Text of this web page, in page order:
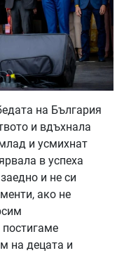
на България
и вдъхнала
и усмихнат
в успеха
и не си
ако не
на децата и